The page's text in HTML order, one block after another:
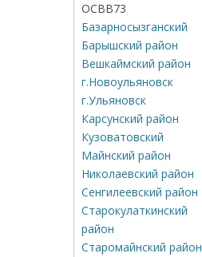
ОСВВ73
Базарносызганский
Барышский район
Вешкаймский район
г.Новоульяновск
г.Ульяновск
Карсунский район
Кузоватовский
Майнский район
Николаевский район
Сенгилеевский район
Старокулаткинский
район
Старомайнский район